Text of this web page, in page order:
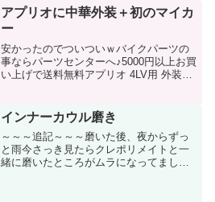
アプリオに中華外装＋初のマイカ
ー
安かったのでついついｗバイクパーツの
事ならパーツセンターへ♪5000円以上お買
い上げで送料無料アプリオ 4LV用 外装
かったんで赤を注文どうせ塗る予定です
か...
インナーカウル磨き
～～～追記～～～磨いた後、夜からずっ
と雨今さっき見たらクレポリメイトと一
緒に磨いたところがムラになってました